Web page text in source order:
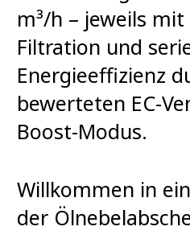
m³/h – jeweils mit
Filtration und
Energieeffizienz
bewerteten EC-
Boost-Modus.
Willkommen in
der